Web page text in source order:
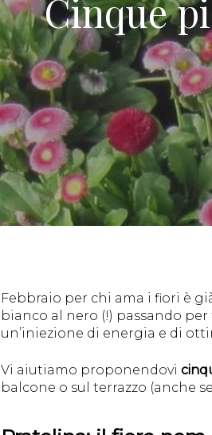
Cinque
Febbraio per chi ama i fiori è
bianco al nero (!) passando
un’iniezione di energia e di
Vi aiutiamo proponendovi
balcone o sul terrazzo (anche